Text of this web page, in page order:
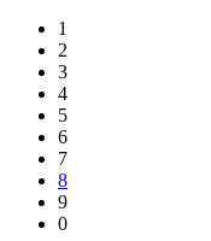
1
2
3
4
5
6
7
8
9
0